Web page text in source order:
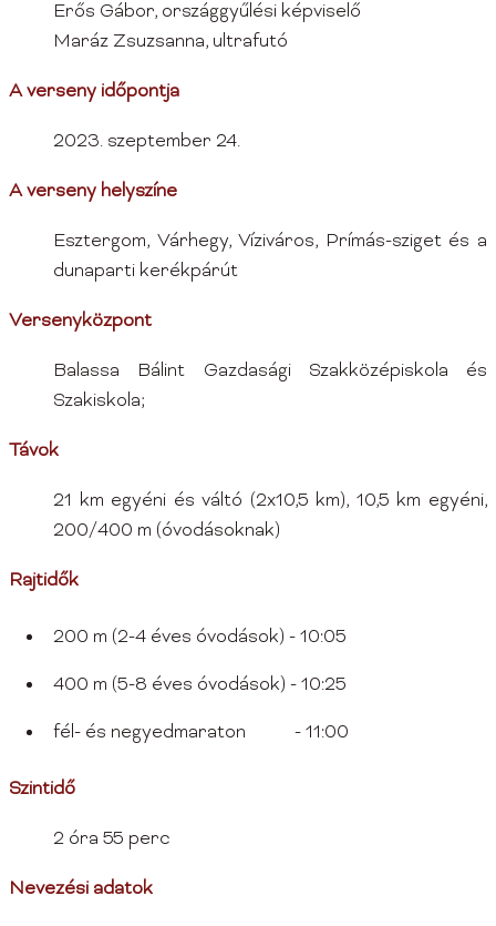
Erős Gábor, országgyűlési képviselő
Maráz Zsuzsanna, ultrafutó
A verseny időpontja
2023. szeptember 24.
A verseny helyszíne
Esztergom, Várhegy, Víziváros, Prímás-sziget és a
dunaparti kerékpárút
Versenyközpont
Balassa Bálint Gazdasági Szakközépiskola és
Szakiskola;
Távok
21 km egyéni és váltó (2x10,5 km), 10,5 km egyéni,
200/400 m (óvodásoknak)
Rajtidők
200 m (2-4 éves óvodások) - 10:05
400 m (5-8 éves óvodások) - 10:25
fél- és negyedmaraton - 11:00
Szintidő
2 óra 55 perc
Nevezési adatok